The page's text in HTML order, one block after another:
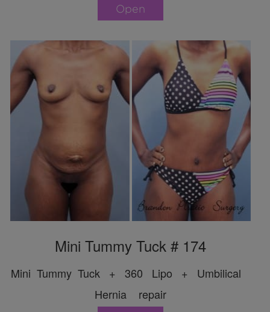
Open
Mini Tummy Tuck # 174
Mini Tummy Tuck + 360 Lipo + Umbilical
Hernia repair